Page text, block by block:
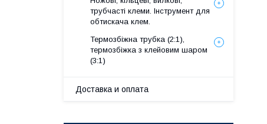
трубчасті клеми. Інструмент для
обтискача клем.
Термозбіжна трубка (2:1),
термозбіжка з клейовим шаром
(3:1)
Доставка и оплата